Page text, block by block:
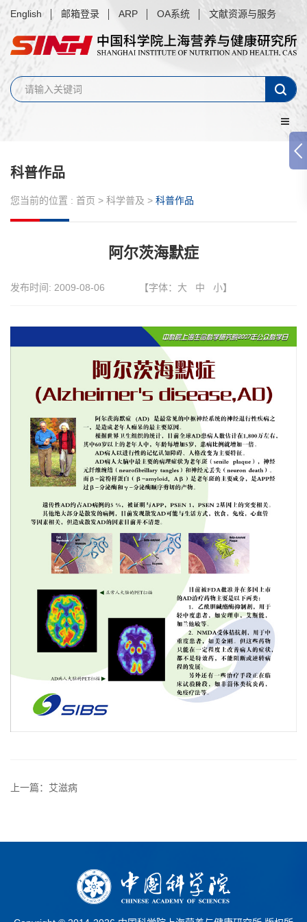
English 邮箱登录 ARP OA系统 文献资源与服务
科普作品
您当前的位置 : 首页 > 科学普及 > 科普作品
阿尔茨海默症
发布时间: 2009-08-06 【字体： 大 中 小】
上一篇：艾滋病